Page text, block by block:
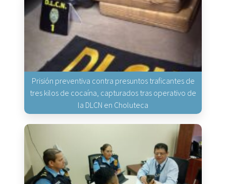
Prisión preventiva contra presuntos traficantes de
tres kilos de cocaína, capturados tras operativo de
la DLCN en Choluteca